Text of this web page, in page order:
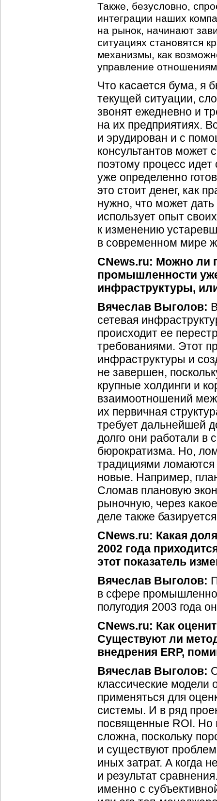
Также, безусловно,
интеграции наших
на рынок, начинают
ситуациях становятся
механизмы, как
управление
Что касается бума, я
текущей ситуации,
звонят ежедневно и
на их предприятиях.
и эрудирован и с
консультантов может
поэтому процесс
уже определенно
это стоит денег, как
нужно, что может
использует опыт
к изменению
в современном мире
CNews.ru: Можно ли
промышленности
инфраструктуры,
Вячеслав Выголов:
сетевая
происходит ее
требованиями. Этот
инфраструктуры и
не завершен,
крупные холдинги и
взаимоотношений
их первичная
требует дальнейшей
долго они работали в
бюрократизма. Но,
традициями
новые. Например,
Сломав плановую
рыночную, через
деле также
CNews.ru: Какая
2002 года
этот показатель
Вячеслав Выголов:
в сфере
полугодия 2003 года
CNews.ru: Как
Существуют ли
внедрения ERP,
Вячеслав Выголов:
классические модели
применяться для
системы. И в ряд
посвященные ROI. Но
сложна, поскольку
и существуют
иных затрат. А когда
и результат
именно с